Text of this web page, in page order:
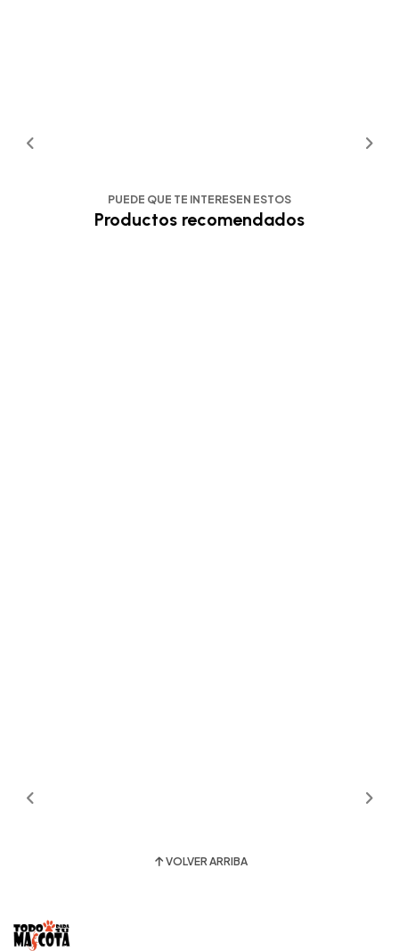
PUEDE QUE TE INTERESEN ESTOS
Productos recomendados
VOLVER ARRIBA